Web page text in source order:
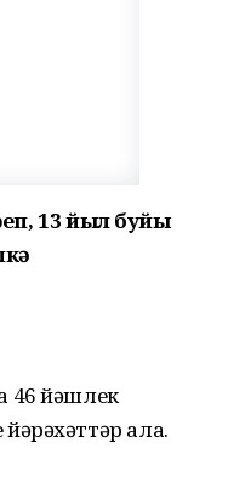
13 йыл буйы
46 йәшлек
алa.